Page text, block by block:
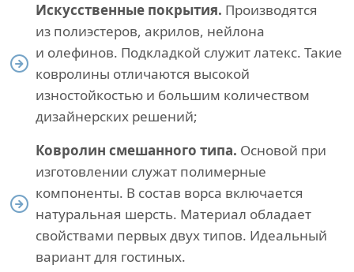
Искусственные покрытия. Производятся
из полиэстеров, акрилов, нейлона
и олефинов. Подкладкой служит латекс. Такие
ковролины отличаются высокой
изностойкостью и большим количеством
дизайнерских решений;
Ковролин смешанного типа. Основой при
изготовлении служат полимерные
компоненты. В состав ворса включается
натуральная шерсть. Материал обладает
свойствами первых двух типов. Идеальный
вариант для гостиных.